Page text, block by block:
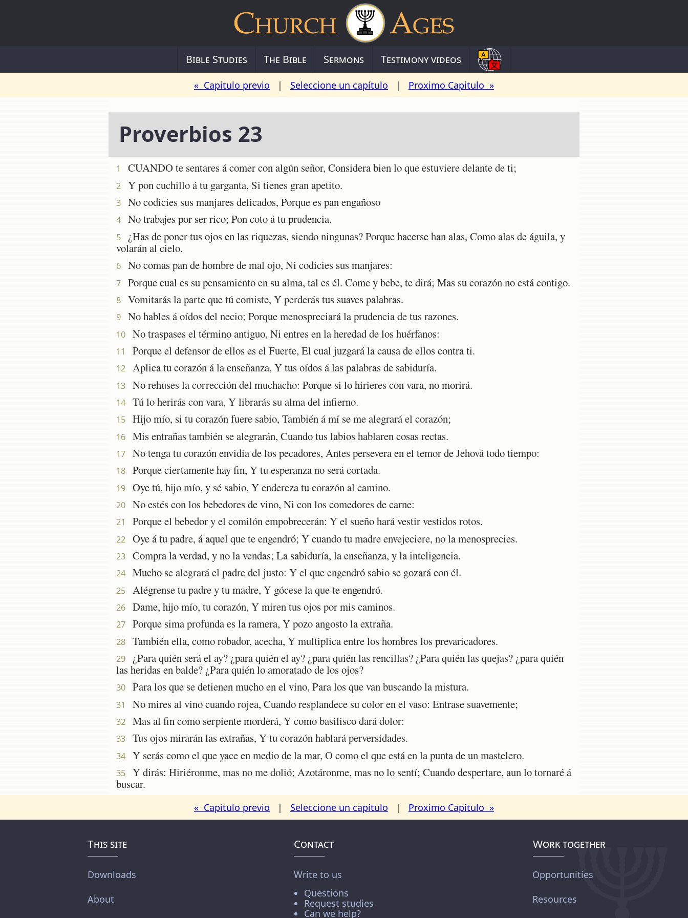
Bible Studies The Bible Sermons Testimony videos
« Capitulo previo | Seleccione un capítulo | Proximo Capitulo »
Proverbios 23
1 CUANDO te sentares á comer con algún señor, Considera bien lo que estuviere delante de ti;
2 Y pon cuchillo á tu garganta, Si tienes gran apetito.
3 No codicies sus manjares delicados, Porque es pan engañoso
4 No trabajes por ser rico; Pon coto á tu prudencia.
5
¿Has de poner tus ojos en las riquezas, siendo ningunas? Porque hacerse han alas, Como alas de águila, y
volarán al cielo.
6 No comas pan de hombre de mal ojo, Ni codicies sus manjares:
7 Porque cual es su pensamiento en su alma, tal es él. Come y bebe, te dirá; Mas su corazón no está contigo.
8 Vomitarás la parte que tú comiste, Y perderás tus suaves palabras.
9 No hables á oídos del necio; Porque menospreciará la prudencia de tus razones.
10 No traspases el término antiguo, Ni entres en la heredad de los huérfanos:
11 Porque el defensor de ellos es el Fuerte, El cual juzgará la causa de ellos contra ti.
12 Aplica tu corazón á la enseñanza, Y tus oídos á las palabras de sabiduría.
13 No rehuses la corrección del muchacho: Porque si lo hirieres con vara, no morirá.
14 Tú lo herirás con vara, Y librarás su alma del infierno.
15 Hijo mío, si tu corazón fuere sabio, También á mí se me alegrará el corazón;
16 Mis entrañas también se alegrarán, Cuando tus labios hablaren cosas rectas.
17 No tenga tu corazón envidia de los pecadores, Antes persevera en el temor de Jehová todo tiempo:
18 Porque ciertamente hay fin, Y tu esperanza no será cortada.
19 Oye tú, hijo mío, y sé sabio, Y endereza tu corazón al camino.
20 No estés con los bebedores de vino, Ni con los comedores de carne:
21 Porque el bebedor y el comilón empobrecerán: Y el sueño hará vestir vestidos rotos.
22 Oye á tu padre, á aquel que te engendró; Y cuando tu madre envejeciere, no la menosprecies.
23 Compra la verdad, y no la vendas; La sabiduría, la enseñanza, y la inteligencia.
24 Mucho se alegrará el padre del justo: Y el que engendró sabio se gozará con él.
25 Alégrense tu padre y tu madre, Y gócese la que te engendró.
26 Dame, hijo mío, tu corazón, Y miren tus ojos por mis caminos.
27 Porque sima profunda es la ramera, Y pozo angosto la extraña.
28 También ella, como robador, acecha, Y multiplica entre los hombres los prevaricadores.
29
¿Para quién será el ay? ¿para quién el ay? ¿para quién las rencillas? ¿Para quién las quejas? ¿para quién
las heridas en balde? ¿Para quién lo amoratado de los ojos?
30 Para los que se detienen mucho en el vino, Para los que van buscando la mistura.
31 No mires al vino cuando rojea, Cuando resplandece su color en el vaso: Entrase suavemente;
32 Mas al fin como serpiente morderá, Y como basilisco dará dolor:
33 Tus ojos mirarán las extrañas, Y tu corazón hablará perversidades.
34 Y serás como el que yace en medio de la mar, O como el que está en la punta de un mastelero.
35
Y dirás: Hiriéronme, mas no me dolió; Azotáronme, mas no lo sentí; Cuando despertare, aun lo tornaré á
buscar.
« Capitulo previo | Seleccione un capítulo | Proximo Capitulo »
This site
Downloads
About
Contact
Write to us
Questions
Request studies
Can we help?
Work together
Opportunities
Resources